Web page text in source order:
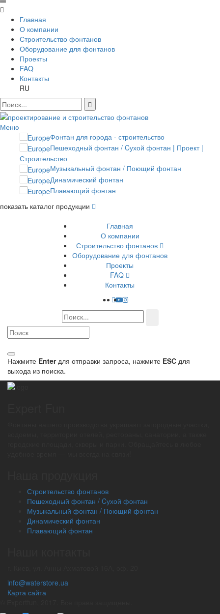
Главная
О компании
Строительство фонтанов
Оборудование для фонтанов
Проекты
FAQ
Контакты
RU
Меню
Фонтан для города - строительство
Пешеходный фонтан / Cухой фонтан | Проект |
Строительство
Музыкальный фонтан / Поющий фонтан
Динамический фонтан
Плавающий фонтан
показать каталог продукции
Главная
О компании
Строительство фонтанов
Оборудование для фонтанов
Проекты
FAQ
Контакты
Нажмите Enterдля отправки запроса, нажмите ESC для
выхода из поиска.
Строительство фонтанов
Пешеходный фонтан / Cухой фонтан
Музыкальный фонтан / Поющий фонтан
Динамический фонтан
Плавающий фонтан
info@waterstore.ua
Карта сайта